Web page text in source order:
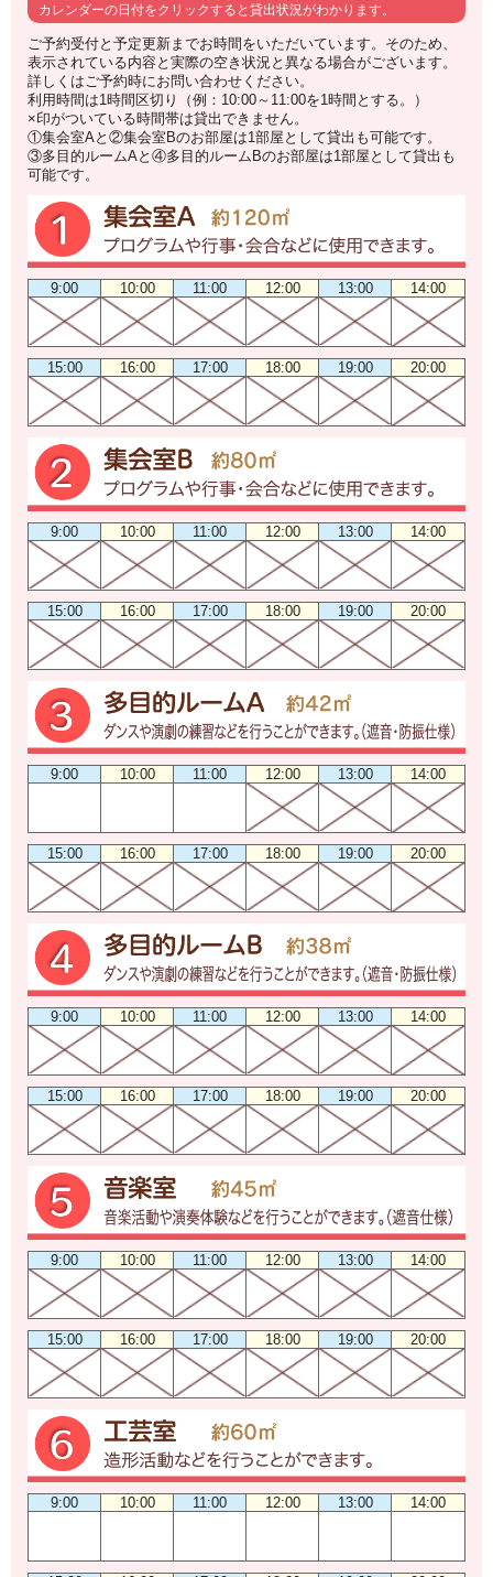
カレンダーの日付をクリックすると貸出状況がわかります。
ご予約受付と予定更新までお時間をいただいています。そのため、
表示されている内容と実際の空き状況と異なる場合がございます。
詳しくはご予約時にお問い合わせください。
利用時間は1時間区切り（例：10:00～11:00を1時間とする。）
×印がついている時間帯は貸出できません。
①集会室Aと②集会室Bのお部屋は1部屋として貸出も可能です。
③多目的ルームAと④多目的ルームBのお部屋は1部屋として貸出も
可能です。
9:00 10:00 11:00 12:00 13:00 14:00
15:00 16:00 17:00 18:00 19:00 20:00
9:00 10:00 11:00 12:00 13:00 14:00
15:00 16:00 17:00 18:00 19:00 20:00
9:00 10:00 11:00 12:00 13:00 14:00
15:00 16:00 17:00 18:00 19:00 20:00
9:00 10:00 11:00 12:00 13:00 14:00
15:00 16:00 17:00 18:00 19:00 20:00
9:00 10:00 11:00 12:00 13:00 14:00
15:00 16:00 17:00 18:00 19:00 20:00
9:00 10:00 11:00 12:00 13:00 14:00